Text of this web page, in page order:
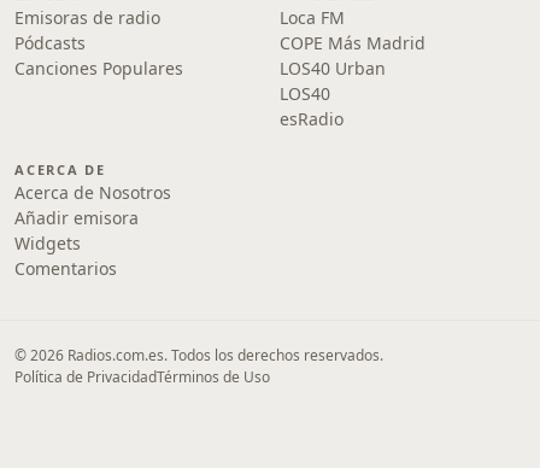
Emisoras de radio
Pódcasts
Canciones Populares
Loca FM
COPE Más Madrid
LOS40 Urban
LOS40
esRadio
ACERCA DE
Acerca de Nosotros
Añadir emisora
Widgets
Comentarios
© 2026 Radios.com.es. Todos los derechos reservados.
Política de PrivacidadTérminos de Uso